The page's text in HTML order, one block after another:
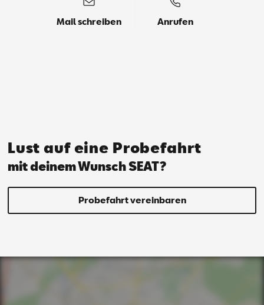
Mail schreiben Anrufen
Lust auf eine Probefahrt
mit deinem Wunsch SEAT?
Probefahrt vereinbaren